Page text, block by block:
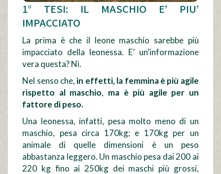
1° TESI: IL MASCHIO E’ PIU’
IMPACCIATO
La prima è che il leone maschio sarebbe più
impacciato della leonessa. E’ un’informazione
vera questa? Nì.
Nel senso che, in effetti, la femmina è più agile
rispetto al maschio, ma è più agile per un
fattore di peso.
Una leonessa, infatti, pesa molto meno di un
maschio, pesa circa 170kg; e 170kg per un
animale di quelle dimensioni è un peso
abbastanza leggero. Un maschio pesa dai 200 ai
220 kg fino ai 250kg dei maschi più grossi,